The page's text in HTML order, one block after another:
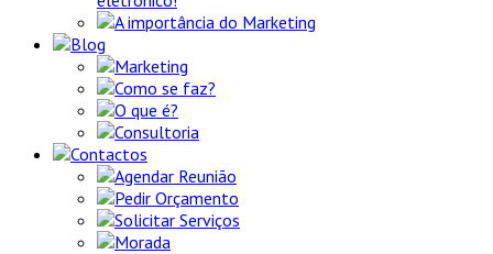
A importância do Marketing
Blog
Marketing
Como se faz?
O que é?
Consultoria
Contactos
Agendar Reunião
Pedir Orçamento
Solicitar Serviços
Morada